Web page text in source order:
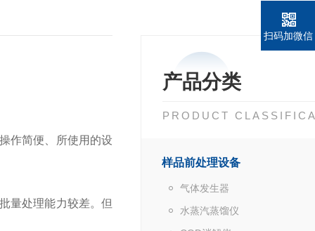
产品分类
PRODUCT
样品前处理设备
气体发生器
水蒸汽蒸馏仪
作简便、所使用的设
量处理能力较差。但
扫码加微信